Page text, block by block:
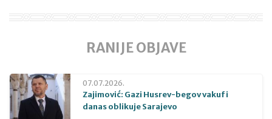
RANIJE OBJAVE
07.07.2026.
Zajimović: Gazi Husrev-begov vakuf i
danas oblikuje Sarajevo